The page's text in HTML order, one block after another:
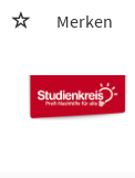
Merken